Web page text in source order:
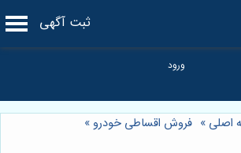
ثبت آگهی
اصلی » فروش اقساطی خودرو »